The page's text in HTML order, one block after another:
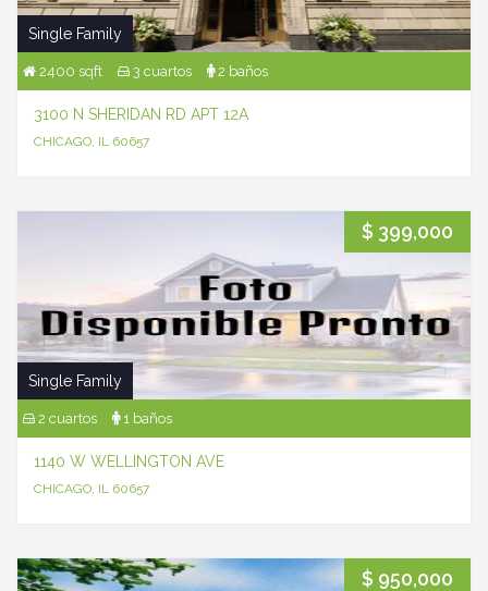
Single Family
2400 sqft 3 cuartos 2 baños
3100 N SHERIDAN RD APT 12A
CHICAGO, IL 60657
$ 399,000
Single Family
2 cuartos 1 baños
1140 W WELLINGTON AVE
CHICAGO, IL 60657
$ 950,000